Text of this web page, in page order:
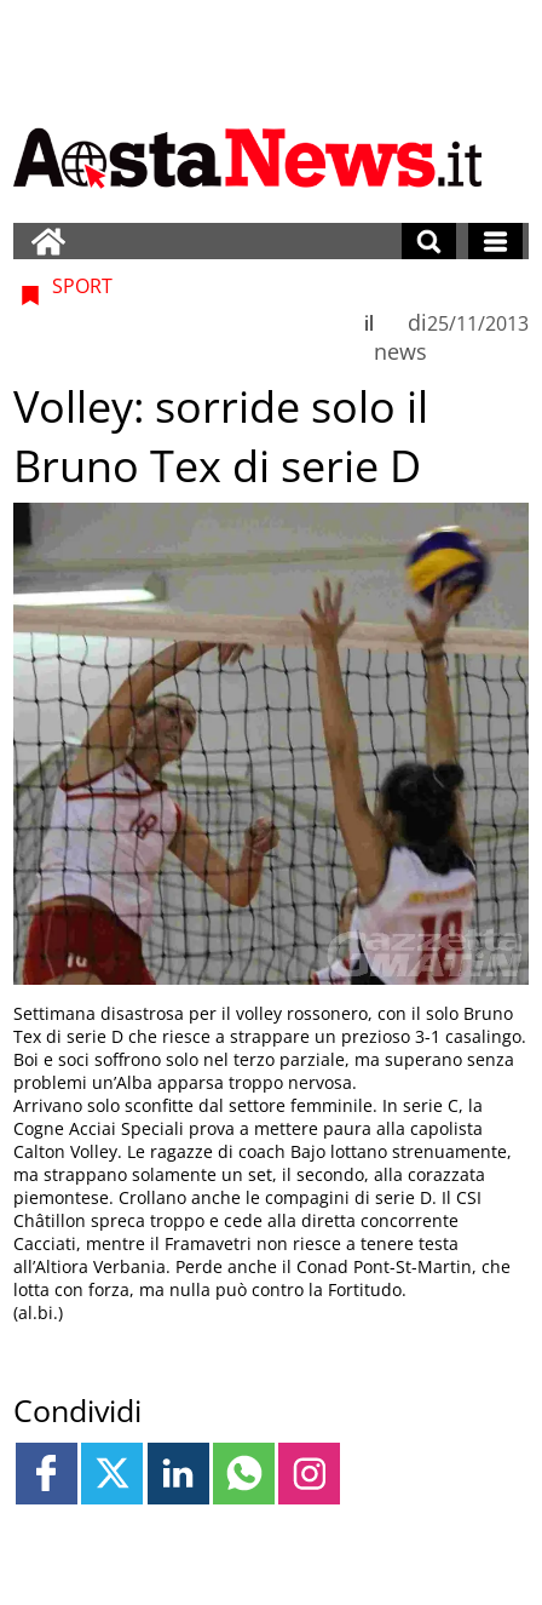
SPORT
di
news
il 25/11/2013
Volley: sorride solo il
Bruno Tex di serie D
Settimana disastrosa per il volley rossonero, con il solo Bruno
Tex di serie D che riesce a strappare un prezioso 3-1 casalingo.
Boi e soci soffrono solo nel terzo parziale, ma superano senza
problemi un’Alba apparsa troppo nervosa.
Arrivano solo sconfitte dal settore femminile. In serie C, la
Cogne Acciai Speciali prova a mettere paura alla capolista
Calton Volley. Le ragazze di coach Bajo lottano strenuamente,
ma strappano solamente un set, il secondo, alla corazzata
piemontese. Crollano anche le compagini di serie D. Il CSI
Châtillon spreca troppo e cede alla diretta concorrente
Cacciati, mentre il Framavetri non riesce a tenere testa
all’Altiora Verbania. Perde anche il Conad Pont-St-Martin, che
lotta con forza, ma nulla può contro la Fortitudo.
(al.bi.)
Condividi